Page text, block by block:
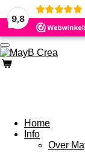
9,8
Ga
direct
naar
de
hoofdinhoud
Home
Info
Over